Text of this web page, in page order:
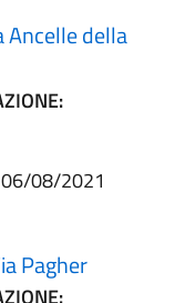
Ancelle della
06/08/2021
Pagher